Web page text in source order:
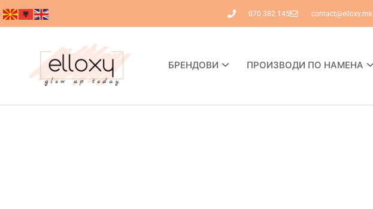
070 382 145 contact@elloxy.mk
БРЕНДОВИ ПРОИЗВОДИ ПО НАМЕНА